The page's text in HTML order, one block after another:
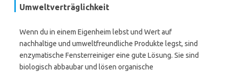
Umweltverträglichkeit
Wenn du in einem Eigenheim lebst und Wert auf
nachhaltige und umweltfreundliche Produkte legst, sind
enzymatische Fensterreiniger eine gute Lösung. Sie sind
biologisch abbaubar und lösen organische